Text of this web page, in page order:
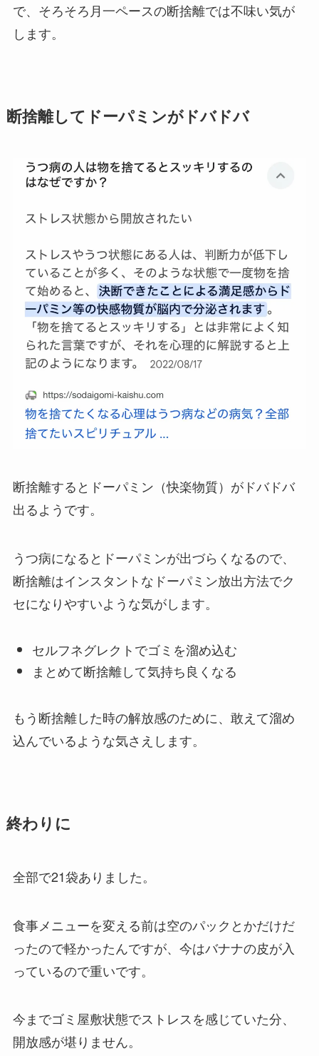
で、そろそろ月一ペースの断捨離では不味い気が
します。
断捨離してドーパミンがドバドバ
断捨離するとドーパミン（快楽物質）がドバドバ
出るようです。
うつ病になるとドーパミンが出づらくなるので、
断捨離はインスタントなドーパミン放出方法でク
セになりやすいような気がします。
セルフネグレクトでゴミを溜め込む
まとめて断捨離して気持ち良くなる
もう断捨離した時の解放感のために、敢えて溜め
込んでいるような気さえします。
終わりに
全部で21袋ありました。
食事メニューを変える前は空のパックとかだけだ
ったので軽かったんですが、今はバナナの皮が入
っているので重いです。
今までゴミ屋敷状態でストレスを感じていた分、
開放感が堪りません。